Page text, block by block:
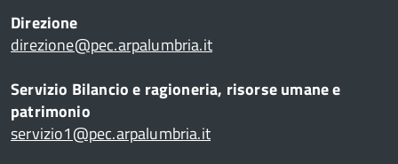
Direzione
direzione@pec.arpalumbria.it
Servizio Bilancio e ragioneria, risorse umane e
patrimonio
servizio1@pec.arpalumbria.it